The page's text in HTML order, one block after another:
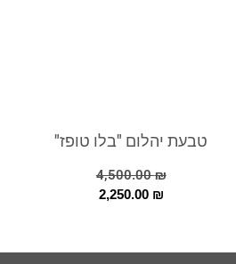
טבעת יהלום "בלו טופז"
4,500.00₪
2,250.00 ₪